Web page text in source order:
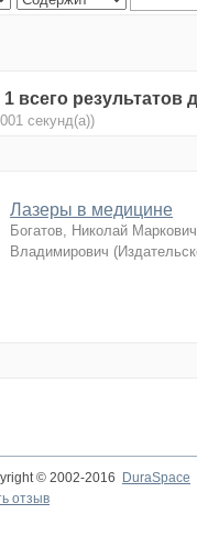
всего
секунд(а))
Лазеры в медицине
Богатов, Николай Маркович
Владимирович (
© 2002-2016 DuraSpace
отзыв